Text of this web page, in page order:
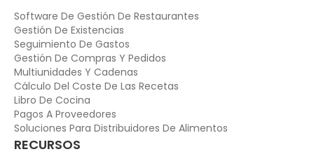
Software De Gestión De Restaurantes
Gestión De Existencias
Seguimiento De Gastos
Gestión De Compras Y Pedidos
Multiunidades Y Cadenas
Cálculo Del Coste De Las Recetas
Libro De Cocina
Pagos A Proveedores
Soluciones Para Distribuidores De Alimentos
RECURSOS